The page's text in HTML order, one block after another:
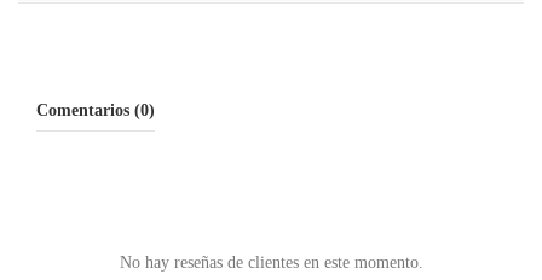
Comentarios (0)
No hay reseñas de clientes en este momento.